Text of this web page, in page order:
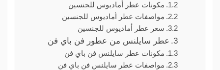
مكونات عطر أماديوس للجنسين
مواصفات عطر أماديوس للجنسين
سعر عطر أماديوس للجنسين
عطر سايلنس من عطور فن باي فن
مكونات عطر سايلنس فن باي فن
مواصفات عطر سايلنس فن باي فن